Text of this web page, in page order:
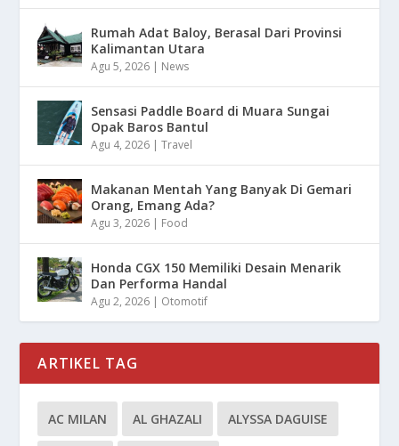
Rumah Adat Baloy, Berasal Dari Provinsi
Kalimantan Utara
Agu 5, 2026 | News
Sensasi Paddle Board di Muara Sungai
Opak Baros Bantul
Agu 4, 2026 |Travel
Makanan Mentah Yang Banyak Di Gemari
Orang, Emang Ada?
Agu 3, 2026 | Food
Honda CGX 150 Memiliki Desain Menarik
Dan Performa Handal
Agu 2, 2026 | Otomotif
ARTIKEL TAG
AC MILAN AL GHAZALI ALYSSA DAGUISE